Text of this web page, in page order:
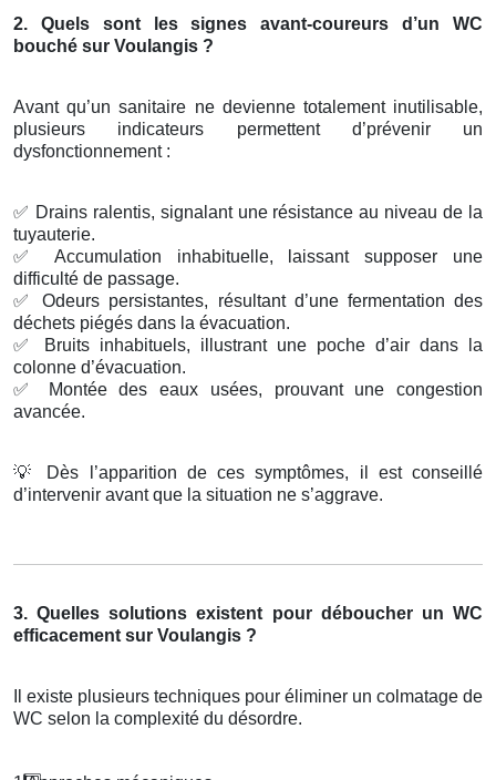
2. Quels sont les signes avant-coureurs d’un WC
bouché sur Voulangis ?
Avant qu’un sanitaire ne devienne totalement inutilisable,
plusieurs indicateurs permettent d’prévenir un
dysfonctionnement :
✅ Drains ralentis, signalant une résistance au niveau de la
tuyauterie.
✅
Accumulation inhabituelle, laissant supposer une
difficulté de passage.
✅
Odeurs persistantes, résultant d’une fermentation des
déchets piégés dans la évacuation.
✅
Bruits inhabituels, illustrant une poche d’air dans la
colonne d’évacuation.
✅
Montée des eaux usées, prouvant une congestion
avancée.
💡
Dès l’apparition de ces symptômes, il est conseillé
d’intervenir avant que la situation ne s’aggrave.
3. Quelles solutions existent pour déboucher un WC
efficacement sur Voulangis ?
Il existe plusieurs techniques pour éliminer un colmatage de
WC selon la complexité du désordre.